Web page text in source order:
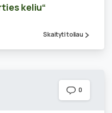
keliu“
Skaityti toliau
0